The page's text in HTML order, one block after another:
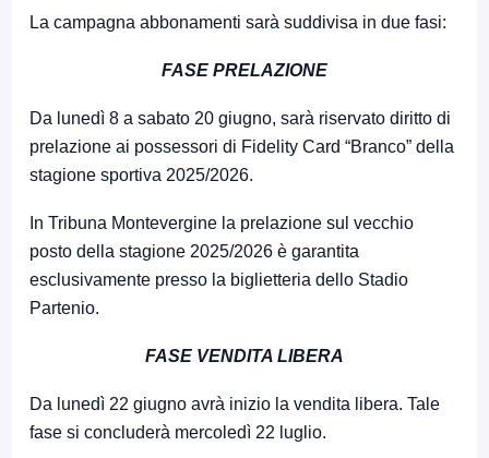
La campagna abbonamenti sarà suddivisa in due fasi:
FASE PRELAZIONE
Da lunedì 8 a sabato 20 giugno, sarà riservato diritto di
prelazione ai possessori di Fidelity Card “Branco” della
stagione sportiva 2025/2026.
In Tribuna Montevergine la prelazione sul vecchio
posto della stagione 2025/2026 è garantita
esclusivamente presso la biglietteria dello Stadio
Partenio.
FASE VENDITA LIBERA
Da lunedì 22 giugno avrà inizio la vendita libera. Tale
fase si concluderà mercoledì 22 luglio.